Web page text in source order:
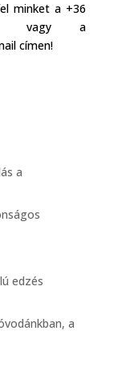
minket a +36
vagy a
címen!
a
edzés
a